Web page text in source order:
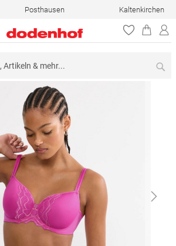
Posthausen Kaltenkirchen